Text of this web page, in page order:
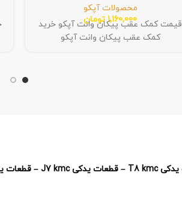
محصولات آپکو
1,160,000 تومان
قیمت کمک عقب پیکان وانت آپکو خرید
کمک عقب پیکان وانت آپکو